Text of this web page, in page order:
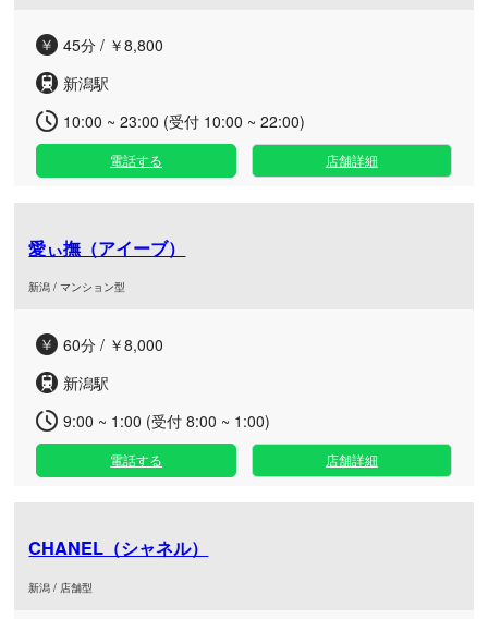
45分 / ￥8,800
新潟駅
10:00 ~ 23:00 (受付 10:00 ~ 22:00)
電話する 店舗詳細
愛ぃ撫（アイーブ）
新潟 / マンション型
60分 / ￥8,000
新潟駅
9:00 ~ 1:00 (受付 8:00 ~ 1:00)
電話する 店舗詳細
CHANEL（シャネル）
新潟 / 店舗型